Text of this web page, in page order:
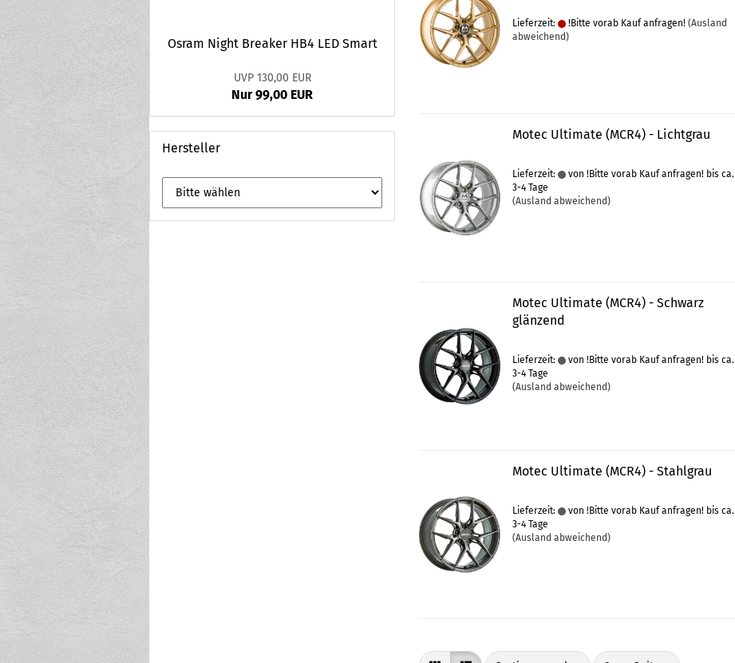
Lieferzeit: !Bitte vorab Kauf anfragen! (Ausland
abweichend)
Motec Ultimate (MCR4) - Lichtgrau
Lieferzeit:
von !Bitte vorab Kauf anfragen! bis ca.
3-4 Tage
(Ausland abweichend)
Motec Ultimate (MCR4) - Schwarz
glänzend
Lieferzeit:
von !Bitte vorab Kauf anfragen! bis ca.
3-4 Tage
(Ausland abweichend)
Motec Ultimate (MCR4) - Stahlgrau
Lieferzeit:
von !Bitte vorab Kauf anfragen! bis ca.
3-4 Tage
(Ausland abweichend)
Osram Night Breaker HB4 LED Smart
UVP 130,00 EUR
Nur 99,00 EUR
Hersteller